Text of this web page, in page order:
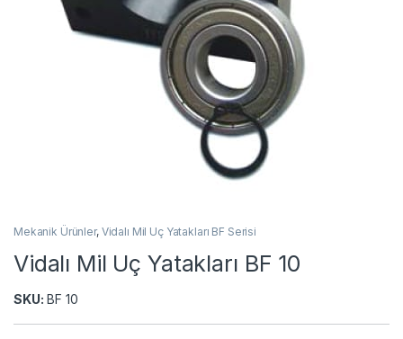
Mekanik Ürünler, Vidalı Mil Uç Yatakları BF Serisi
Vidalı Mil Uç Yatakları BF 10
SKU: BF 10